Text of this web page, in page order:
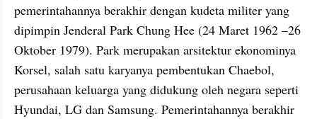
pemerintahannya berakhir dengan kudeta militer yang
dipimpin Jenderal Park Chung Hee (24 Maret 1962 –26
Oktober 1979). Park merupakan arsitektur ekonominya
Korsel, salah satu karyanya pembentukan Chaebol,
perusahaan keluarga yang didukung oleh negara seperti
Hyundai, LG dan Samsung. Pemerintahannya berakhir